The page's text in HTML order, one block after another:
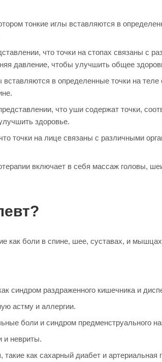
тонкие иглы вставляются в
что точки на стопах связаны с
давление, чтобы улучшить общее
вставляются в определенные точки на
что уши содержат точки,
здоровье.
точки на лице связаны с различными
включает в себя массаж головы,
как боли в спине, шее, суставах, и
синдром раздраженного кишечника и
астму и аллергии.
боли и синдром предменструального
и невриты.
как сахарный диабет и артериальная